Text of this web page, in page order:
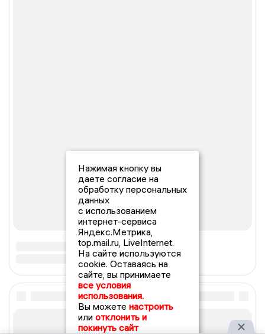
Нажимая кнопку вы
даете согласие на
обработку персональных
данных
с использованием
интернет-сервиса
Яндекс.Метрика,
top.mail.ru, LiveInternet.
На сайте используются
cookie. Оставаясь на
сайте, вы принимаете
все условия
использования.
Вы можете настроить
или отклонить и
покинуть сайт